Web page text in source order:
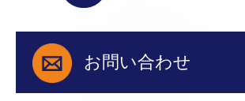
お問い合わせ